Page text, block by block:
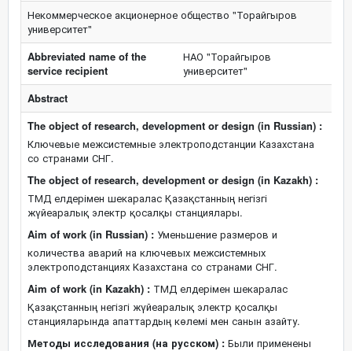
Некоммерческое акционерное общество "Торайгыров
университет"
Abbreviated name of the
service recipient
НАО "Торайгыров
университет"
Abstract
The object of research, development or design (in Russian) :
Ключевые межсистемные электроподстанции Казахстана
со странами СНГ.
The object of research, development or design (in Kazakh) :
ТМД елдерімен шекаралас Қазақстанның негізгі
жүйеаралық электр қосалқы станциялары.
Aim of work (in Russian) : Уменьшение размеров и
количества аварий на ключевых межсистемных
электроподстанциях Казахстана со странами СНГ.
Aim of work (in Kazakh) : ТМД елдерімен шекаралас
Қазақстанның негізгі жүйеаралық электр қосалқы
станцияларында апаттардың көлемі мен санын азайту.
Методы исследования (на русском) : Были применены